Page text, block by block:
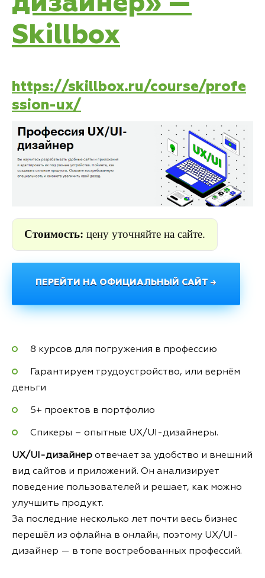
Skillbox
https://skillbox.ru/course/profe
ssion-ux/
Стоимость: цену уточняйте на сайте.
ПЕРЕЙТИ НА ОФИЦИАЛЬНЫЙ САЙТ →
8 курсов для погружения в профессию
Гарантируем трудоустройство, или вернём
деньги
5+ проектов в портфолио
Спикеры – опытные UX/UI-дизайнеры.
UX/UI-дизайнер отвечает за удобство и внешний
вид сайтов и приложений. Он анализирует
поведение пользователей и решает, как можно
улучшить продукт.
За последние несколько лет почти весь бизнес
перешёл из офлайна в онлайн, поэтому UX/UI-
дизайнер — в топе востребованных профессий.